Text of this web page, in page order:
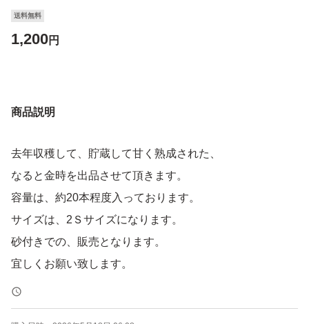
送料無料
1,200円
商品説明
去年収穫して、貯蔵して甘く熟成された、
なると金時を出品させて頂きます。
容量は、約20本程度入っております。
サイズは、2Ｓサイズになります。
砂付きでの、販売となります。
宜しくお願い致します。